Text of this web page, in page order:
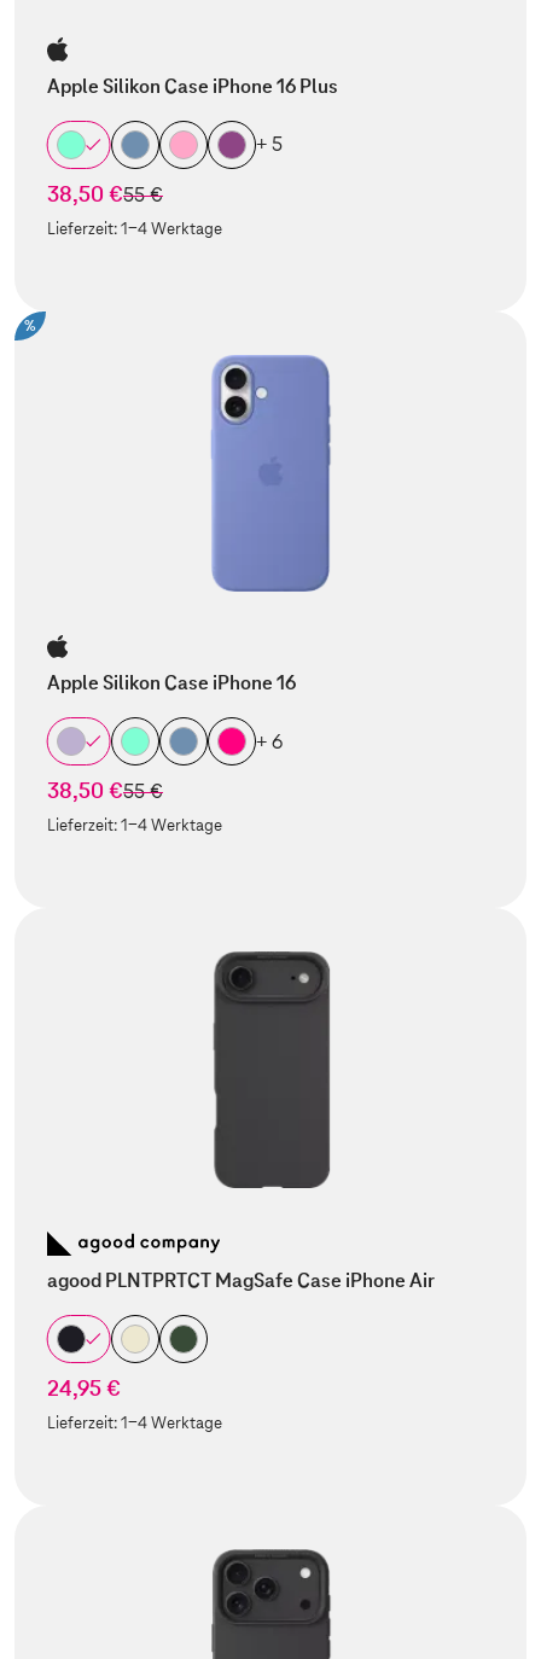
Apple Silikon Case iPhone 16 Plus
+ 5
38,50 €statt
55 €
Lieferzeit:1-4 Werktage
%
Apple Silikon Case iPhone 16
+ 6
38,50 €statt
55 €
Lieferzeit:1-4 Werktage
agood PLNTPRTCT MagSafe Case iPhone Air
24,95 €
Lieferzeit:1-4 Werktage